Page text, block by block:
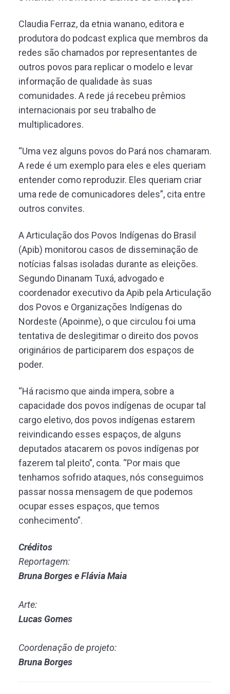
Claudia Ferraz, da etnia wanano, editora e
produtora do podcast explica que membros da
redes são chamados por representantes de
outros povos para replicar o modelo e levar
informação de qualidade às suas
comunidades. A rede já recebeu prêmios
internacionais por seu trabalho de
multiplicadores.
“Uma vez alguns povos do Pará nos chamaram.
A rede é um exemplo para eles e eles queriam
entender como reproduzir. Eles queriam criar
uma rede de comunicadores deles”, cita entre
outros convites.
A Articulação dos Povos Indígenas do Brasil
(Apib) monitorou casos de disseminação de
notícias falsas isoladas durante as eleições.
Segundo Dinanam Tuxá, advogado e
coordenador executivo da Apib pela Articulação
dos Povos e Organizações Indígenas do
Nordeste (Apoinme), o que circulou foi uma
tentativa de deslegitimar o direito dos povos
originários de participarem dos espaços de
poder.
“Há racismo que ainda impera, sobre a
capacidade dos povos indígenas de ocupar tal
cargo eletivo, dos povos indígenas estarem
reivindicando esses espaços, de alguns
deputados atacarem os povos indígenas por
fazerem tal pleito”, conta. “Por mais que
tenhamos sofrido ataques, nós conseguimos
passar nossa mensagem de que podemos
ocupar esses espaços, que temos
conhecimento”.
Créditos
Reportagem:
Bruna Borges e Flávia Maia
Arte:
Lucas Gomes
Coordenação de projeto:
Bruna Borges